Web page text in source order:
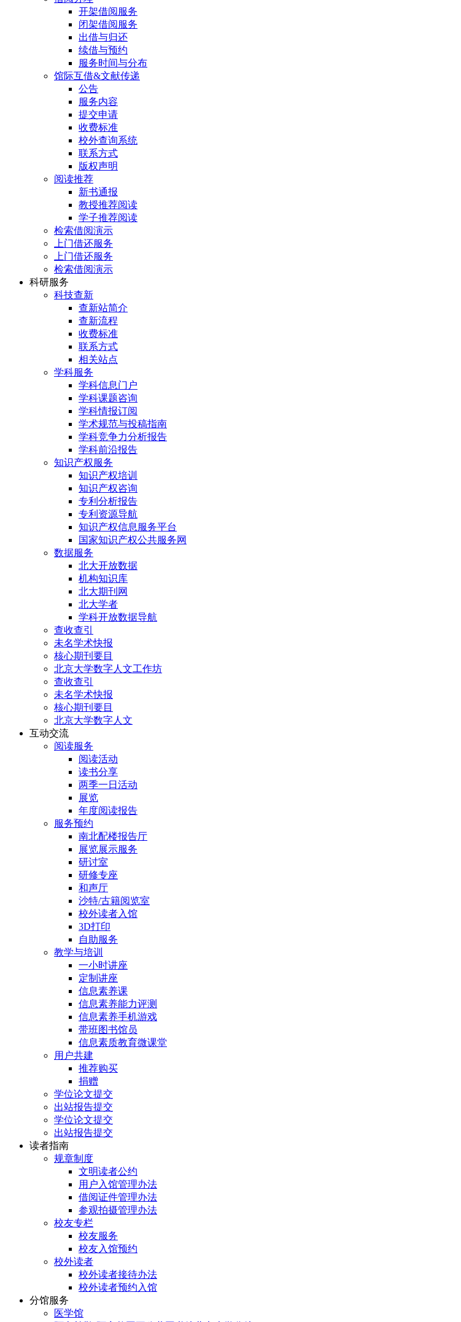
开架借阅服务
闭架借阅服务
出借与归还
续借与预约
服务时间与分布
馆际互借&文献传递
公告
服务内容
提交申请
收费标准
校外查询系统
联系方式
版权声明
阅读推荐
新书通报
教授推荐阅读
学子推荐阅读
检索借阅演示
上门借还服务
上门借还服务
检索借阅演示
科研服务
科技查新
查新站简介
查新流程
收费标准
联系方式
相关站点
学科服务
学科信息门户
学科课题咨询
学科情报订阅
学术规范与投稿指南
学科竞争力分析报告
学科前沿报告
知识产权服务
知识产权培训
知识产权咨询
专利分析报告
专利资源导航
知识产权信息服务平台
国家知识产权公共服务网
数据服务
北大开放数据
机构知识库
北大期刊网
北大学者
学科开放数据导航
查收查引
未名学术快报
核心期刊要目
北京大学数字人文工作坊
查收查引
未名学术快报
核心期刊要目
北京大学数字人文
互动交流
阅读服务
阅读活动
读书分享
两季一日活动
展览
年度阅读报告
服务预约
南北配楼报告厅
展览展示服务
研讨室
研修专座
和声厅
沙特/古籍阅览室
校外读者入馆
3D打印
自助服务
教学与培训
一小时讲座
定制讲座
信息素养课
信息素养能力评测
信息素养手机游戏
带班图书馆员
信息素质教育微课堂
用户共建
推荐购买
捐赠
学位论文提交
出站报告提交
学位论文提交
出站报告提交
读者指南
规章制度
文明读者公约
用户入馆管理办法
借阅证件管理办法
参观拍摄管理办法
校友专栏
校友服务
校友入馆预约
校外读者
校外读者接待办法
校外读者预约入馆
分馆服务
医学馆